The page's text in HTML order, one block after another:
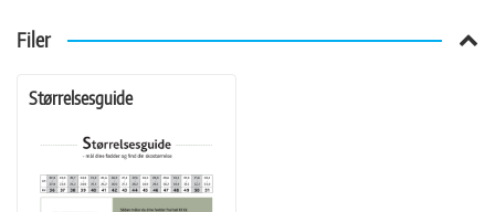
Filer
Størrelsesguide